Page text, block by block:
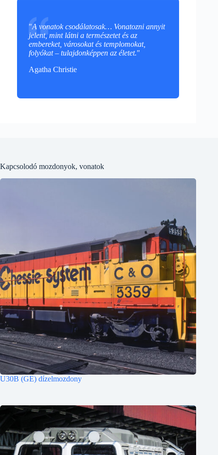
"A vonatok csodálatosak… Vonatozni annyit
jelent, mint látni a természetet és az
embereket, városokat és templomokat,
folyókat – tulajdonképpen az életet."
Agatha Christie
Kapcsolodó mozdonyok, vonatok
U30B (GE) dízelmozdony